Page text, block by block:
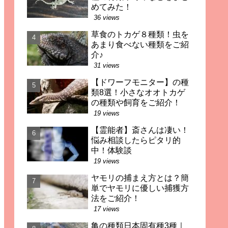
めてみた！
36 views
草食のトカゲ８種類！虫を
あまり食べない種類をご紹
介♪
31 views
【ドワーフモニター】の種
類8選！小さなオオトカゲ
の種類や飼育をご紹介！
19 views
【霊能者】斎さんは凄い！
悩み相談したらピタリ的
中！体験談
19 views
ヤモリの捕まえ方とは？簡
単でヤモリに優しい捕獲方
法をご紹介！
17 views
亀の種類日本固有種3種｜